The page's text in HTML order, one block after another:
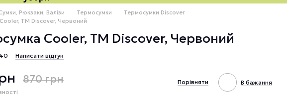
Рюкзаки, Валізи Термосумки
Термосумки Discover
TM Discover, Червоний
Cooler, TM Discover, Червоний
Написати відгук
870 грн Порівняти В бажання